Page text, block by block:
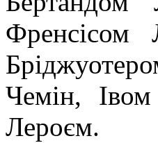
Чемін,
Лероєм.